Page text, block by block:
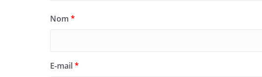
Nom *
E-mail*